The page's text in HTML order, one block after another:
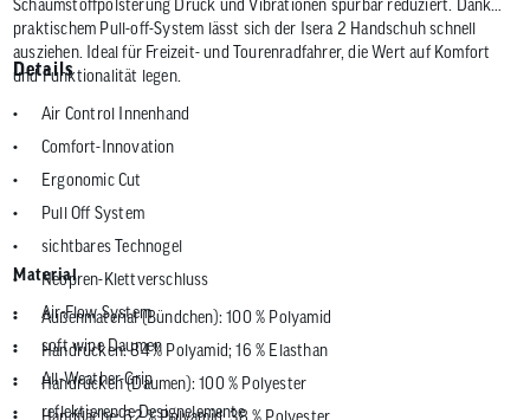
Schaumstoffpolsterung Druck und Vibrationen spürbar reduziert. Dank
praktischem Pull-off-System lässt sich der Isera 2 Handschuh schnell
ausziehen. Ideal für Freizeit- und Tourenradfahrer, die Wert auf Komfort
und Funktionalität legen.
Details
Air Control Innenhand
Comfort-Innovation
Ergonomic Cut
Pull Off System
sichtbares Technogel
Neopren-Klettverschluss
Air-Flow System
soft wipe Daumen
All-Weather-Grip
reflektierende Designelemente
Material
Außenmaterial (Bündchen): 100 % Polyamid
Handrücken: 84 % Polyamid; 16 % Elasthan
Handrücken (Daumen): 100 % Polyester